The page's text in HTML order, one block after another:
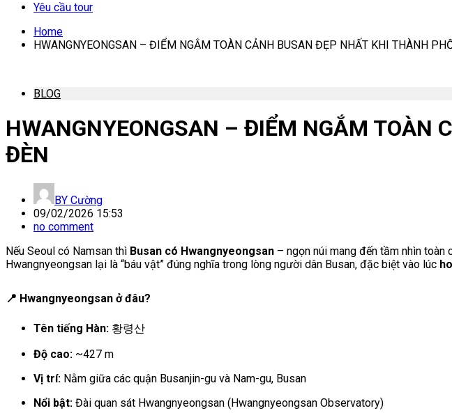
Yêu cầu tour
Home
HWANGNYEONGSAN – ĐIỂM NGẮM TOÀN CẢNH BUSAN ĐẸP NHẤT KHI THÀNH
BLOG
HWANGNYEONGSAN – ĐIỂM NGẮM TOÀN
ĐÈN
BY Cường
09/02/2026 15:53
no comment
Nếu Seoul có Namsan thì Busan có Hwangnyeongsan – ngọn núi mang đến tầm nhìn toàn
Hwangnyeongsan lại là “báu vật” đúng nghĩa trong lòng người dân Busan, đặc biệt vào lúc
📍 Hwangnyeongsan ở đâu?
Tên tiếng Hàn: 황령산
Độ cao: ~427 m
Vị trí: Nằm giữa các quận Busanjin-gu và Nam-gu, Busan
Nổi bật: Đài quan sát Hwangnyeongsan (Hwangnyeongsan Observatory)